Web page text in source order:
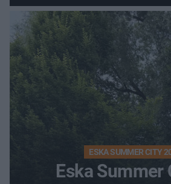
ESKA SUMMER CITY
Eska Summer